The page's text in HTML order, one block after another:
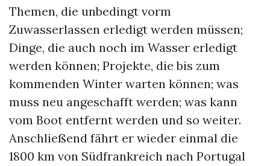
Themen, die unbedingt vorm
Zuwasserlassen erledigt werden müssen;
Dinge, die auch noch im Wasser erledigt
werden können; Projekte, die bis zum
kommenden Winter warten können; was
muss neu angeschafft werden; was kann
vom Boot entfernt werden und so weiter.
Anschließend fährt er wieder einmal die
1800 km von Südfrankreich nach Portugal